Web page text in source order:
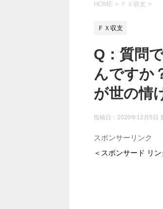
HOME > ＦＸ収支 >
ＦＸ収支
Q：質問
んですか
が世の情
投稿日：2020年12月5日
スポンサーリンク
＜スポンサード リン